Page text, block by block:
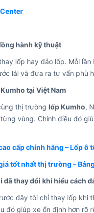
hành kỹ thuật
lốp hay đảo lốp. Mỗi
lái và đưa ra tư vấn phù
tại Việt Nam
thị trường lốp Kumho,
vùng. Chính điều đó
cấp chính hãng – Lốp ô
tốt nhất thị trường –
đã thay đổi khi hiểu cách
đây tôi chỉ thay lốp khi
đó giúp xe ổn định hơn